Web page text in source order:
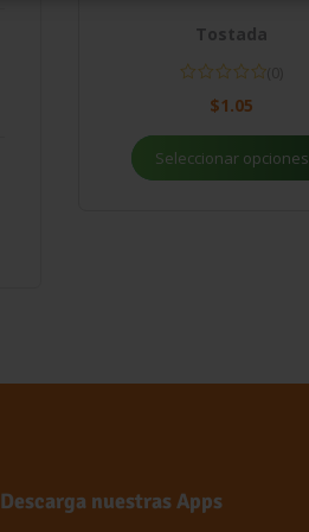
Tostada
$1.05
Seleccionar opciones
Descarga nuestras Apps